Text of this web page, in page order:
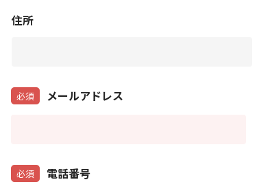
住所
メールアドレス
必須
電話番号
必須